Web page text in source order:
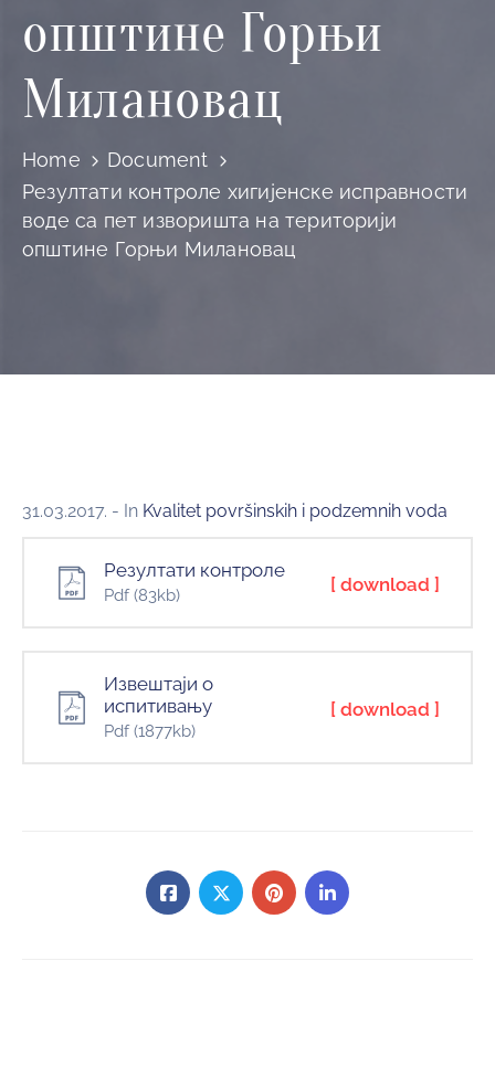
природе
општине Горњи
Милановац
Home
Document
Резултати контроле хигијенске исправности
воде са пет изворишта на територији
општине Горњи Милановац
31.03.2017. - In Kvalitet površinskih i podzemnih voda
Резултати контроле
Pdf(83kb) [ download ]
Извештаји о
испитивању
Pdf(1877kb)
[ download ]